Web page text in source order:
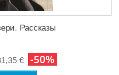
Рассказы
€ -50%